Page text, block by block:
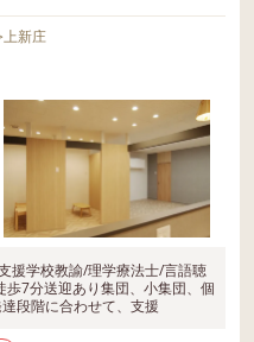
上新庄
援学校教諭/理学療法士/言語聴
7分送迎あり集団、小集団、個
段階に合わせて、支援